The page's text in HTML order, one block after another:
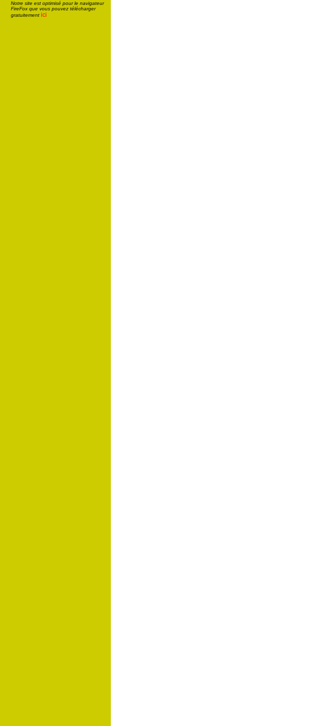
Notre site est optimisé pour le navigateur
FireFox que vous pouvez télécharger
gratuitement ici